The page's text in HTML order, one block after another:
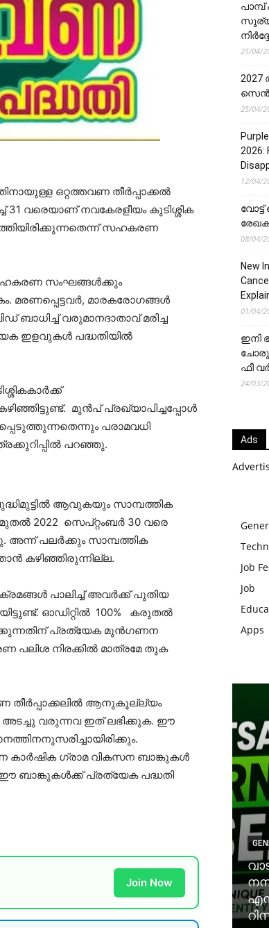
ഒറ്റത്തവണ തീർപ്പാക്കൽ
വരെയാണ് നവകേരളീയം കുടിശ്ശിക
സഹകരണ
സംഘങ്ങൾക്കും
മരണപ്പെട്ടവർ, മാരകരോഗങ്ങൾ
ബാധിച്ച് വരുമാനദാതാവ് മരിച്ച
ഇളവുകൾ പദ്ധതിയിൽ
മുൻപ് പ്രഖ്യാപിച്ചപ്പോൾ
പരാമവധി
പറഞ്ഞു.
ആവുകയും സാമ്പത്തിക
2022 സെപ്റ്റംബർ 30 വരെ
അന്ന് പലർക്കും സാമ്പത്തിക
കഴിഞ്ഞിരുന്നില്ല.
പാലിച്ച് അവർക്ക് പുതിയ
ഓഡിറ്റിൽ 100% കരുതൽ
പ്രത്യേക മുൻഗണന
പലിശ നിരക്കിൽ മാത്രമേ തുക
തീർപ്പാക്കലിൽ ആനുകൂല്ല്യം
അടച്ചു വരുന്നവ ഇത് ലഭിക്കുക. ഈ
ഗ്രാമ വികസന ബാങ്കുകൾ
ബാങ്കുകൾക്ക് പ്രത്യേക പദ്ധതി
Join Now
25/04/
25/04/
2026:
12/04/
08/04/
New
01/04/
ഇനി
ഫീ
24/03/
Ads
Job
Job
Apps